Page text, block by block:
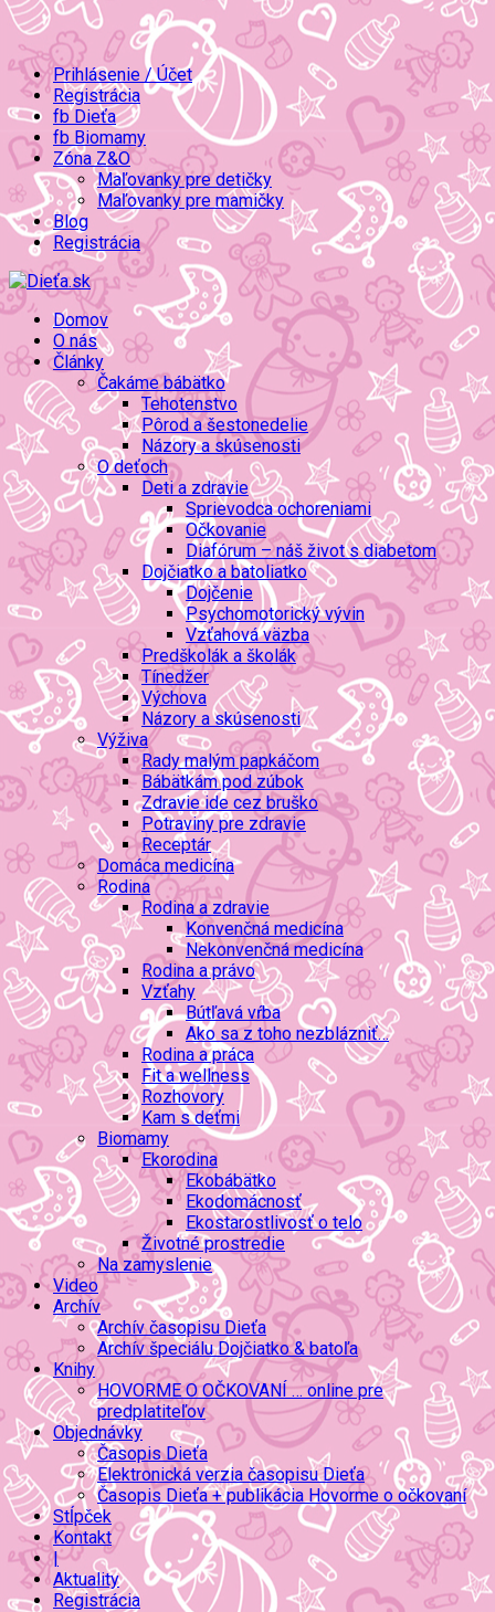
Prihlásenie / Účet
Registrácia
fb Dieťa
fb Biomamy
Zóna Z&O
Maľovanky pre detičky
Maľovanky pre mamičky
Blog
Registrácia
Domov
O nás
Články
Čakáme bábätko
Tehotenstvo
Pôrod a šestonedelie
Názory a skúsenosti
O deťoch
Deti a zdravie
Sprievodca ochoreniami
Očkovanie
Diafórum – náš život s diabetom
Dojčiatko a batoliatko
Dojčenie
Psychomotorický vývin
Vzťahová väzba
Predškolák a školák
Tínedžer
Výchova
Názory a skúsenosti
Výživa
Rady malým papkáčom
Bábätkám pod zúbok
Zdravie ide cez bruško
Potraviny pre zdravie
Receptár
Domáca medicína
Rodina
Rodina a zdravie
Konvenčná medicína
Nekonvenčná medicína
Rodina a právo
Vzťahy
Bútľavá vŕba
Ako sa z toho nezblázniť…
Rodina a práca
Fit a wellness
Rozhovory
Kam s deťmi
Biomamy
Ekorodina
Ekobábätko
Ekodomácnosť
Ekostarostlivosť o telo
Životné prostredie
Na zamyslenie
Video
Archív
Archív časopisu Dieťa
Archív špeciálu Dojčiatko & batoľa
Knihy
HOVORME O OČKOVANÍ … online pre
predplatiteľov
Objednávky
Časopis Dieťa
Elektronická verzia časopisu Dieťa
Časopis Dieťa + publikácia Hovorme o očkovaní
Stĺpček
Kontakt
|
Aktuality
Registrácia